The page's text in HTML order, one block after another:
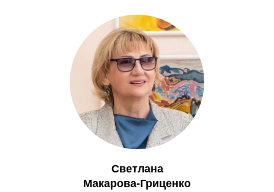
Светлана
Макарова-Гриценко